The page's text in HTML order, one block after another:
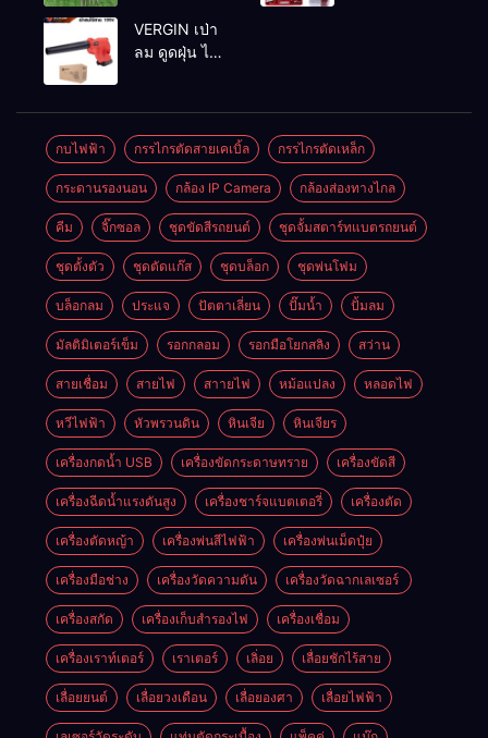
MAKTEC รุ่น MT2926A
VERGIN เป่า
ลม ดูดฝุ่น ไร้
กบไฟฟ้า กรรไกรตัดสายเคเบิ้ล กรรไกรตัดเหล็ก
กระดานรองนอน กล้อง IP Camera กล้องส่องทางไกล
คีม จิ๊กซอล ชุดขัดสีรถยนต์​ ชุดจั้มสตาร์ทแบตรถยนต์
ชุดตั้งตัว ชุดตัดแก๊ส ชุดบล็อก ชุดพ่นโฟม
บล็อกลม ประแจ ปัตตาเลี่ยน ปั๊มน้ำ ปั้มลม
มัลติมิเตอร์เข็ม รอกกลอม รอกมือโยกสลิง สว่าน
สายเชื่อม สายไฟ สาายไฟ หม้อแปลง หลอดไฟ
หวีไฟฟ้า หัวพรวนดิน หินเจีย หินเจียร
เครื่องกดน้ำ USB เครื่องขัดกระดาษทราย เครื่องขัดสี
เครื่องฉีดน้ำแรงดันสูง เครื่องชาร์จแบตเตอรี่ เครื่องตัด
เครื่องตัดหญ้า เครื่องพ่นสีไฟฟ้า เครื่องพ่นเม็ดปุ๋ย
เครื่องมือช่าง เครื่องวัดความดัน เครื่องวัดฉากเลเซอร์
เครื่องสกัด เครื่องเก็บสํารองไฟ เครื่องเชื่อม
เครื่องเราท์เตอร์ เราเตอร์ เลิ่อย เลื่อยชักไร้สาย
เลื่อยยนต์ เลื่อยวงเดือน เลื่อยองศา เลื่อยไฟฟ้า